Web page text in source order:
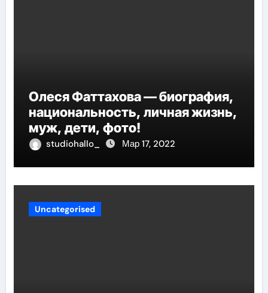
Олеся Фаттахова — биография,
национальность, личная жизнь,
муж, дети, фото!
studiohallo_ Мар 17, 2022
Uncategorised